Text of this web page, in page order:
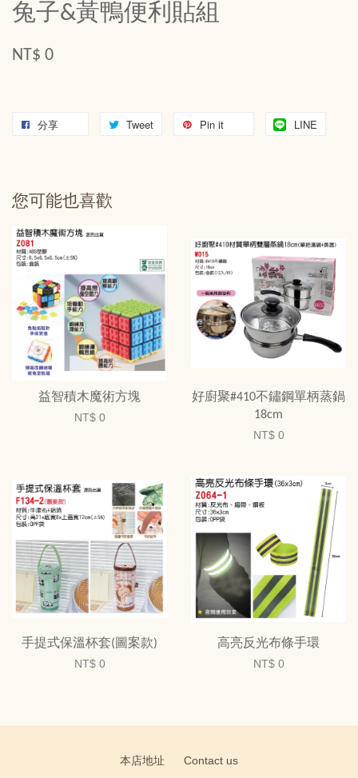
兔子&黃鴨便利貼組
NT$ 0
分享 Tweet Pin it LINE
您可能也喜歡
益智積木魔術方塊
NT$ 0
好廚聚#410不鏽鋼單柄蒸鍋
18cm
NT$ 0
手提式保溫杯套(圖案款)
NT$ 0
高亮反光布條手環
NT$ 0
本店地址 Contact us